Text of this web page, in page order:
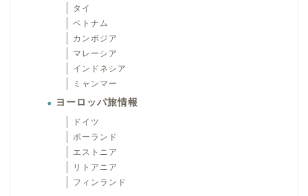
タイ
ベトナム
カンボジア
マレーシア
インドネシア
ミャンマー
ヨーロッパ旅情報
ドイツ
ポーランド
エストニア
リトアニア
フィンランド